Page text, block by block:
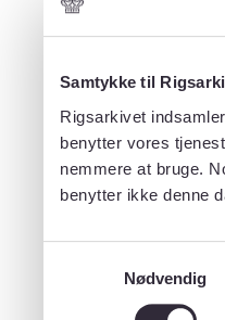
Samtykke til
Rigsarkivet
benytter vores
nemmere at bruge.
benytter ikke denne
Nødvendig